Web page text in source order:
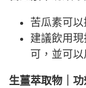
苦瓜素可
建議飲用
可，並可以
生薑萃取物｜